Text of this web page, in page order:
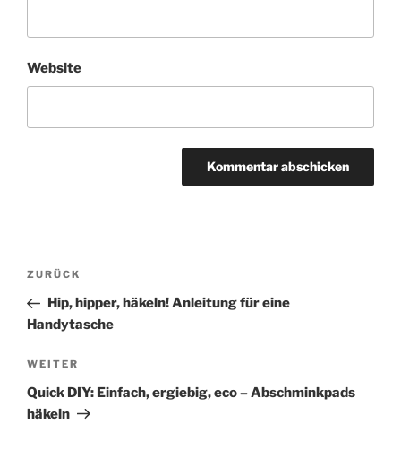
Website
Beitrags-
Vorheriger
Beitrag
ZURÜCK
Hip, hipper, häkeln! Anleitung für eine
Handytasche
Nächster
Beitrag
WEITER
Quick DIY: Einfach, ergiebig, eco – Abschminkpads
häkeln